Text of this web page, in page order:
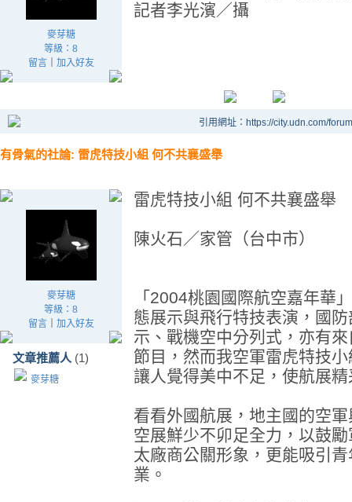
麥芽糖
等級：8
留言｜ 加入好友
記者李光濱／攝
引用網址：https://city.udn.com/
有骨氣的社論: 雷虎特技小組 何不共襄盛舉
麥芽糖
等級：8
留言｜ 加入好友
文章推薦人 (1)
麥芽糖
雷虎特技小組 何不共襄盛舉
陳火石／家管（台中市）
「2004桃園國際航空嘉年華
態展示與飛行特技表演，國
示、戰機空中分列式，亦有
節目，然而我空軍雷虎特技
讓人覺得美中不足，使航展
看看外國航展，地主國的空
空展鮮少不卯足全力，以鼓
太廠商公關形象，更能吸引
業。